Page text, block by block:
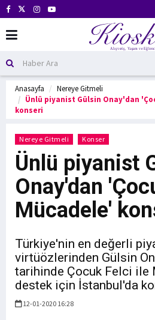
Anasayfa
Nereye Gitmeli
Ünlü piyanist Gülsin Onay'dan
konseri
Nereye Gitmeli Konser
Ünlü piyanist
Onay'dan
Mücadele'
Türkiye'nin en değerli
virtüözlerinden Gülsin
tarihinde Çocuk Felci ile
destek için İstanbul'da
12-01-2020 16:28